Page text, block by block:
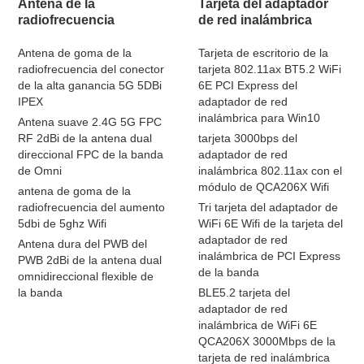
Antena de la
radiofrecuencia
Antena de goma de la
radiofrecuencia del conector
de la alta ganancia 5G 5DBi
IPEX
Antena suave 2.4G 5G FPC
RF 2dBi de la antena dual
direccional FPC de la banda
de Omni
antena de goma de la
radiofrecuencia del aumento
5dbi de 5ghz Wifi
Antena dura del PWB del
PWB 2dBi de la antena dual
omnidireccional flexible de
la banda
Tarjeta del adaptador
de red inalámbrica
Tarjeta de escritorio de la
tarjeta 802.11ax BT5.2 WiFi
6E PCI Express del
adaptador de red
inalámbrica para Win10
tarjeta 3000bps del
adaptador de red
inalámbrica 802.11ax con el
módulo de QCA206X Wifi
Tri tarjeta del adaptador de
WiFi 6E Wifi de la tarjeta del
adaptador de red
inalámbrica de PCI Express
de la banda
BLE5.2 tarjeta del
adaptador de red
inalámbrica de WiFi 6E
QCA206X 3000Mbps de la
tarjeta de red inalámbrica